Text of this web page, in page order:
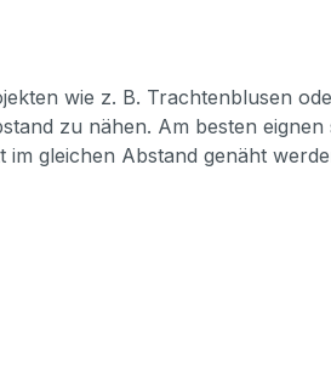
wie z. B. Trachtenblusen
zu nähen. Am besten
im gleichen Abstand genäht